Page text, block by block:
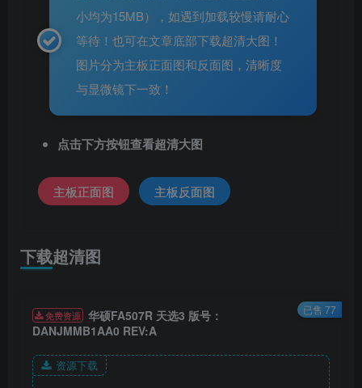
小均为15MB），如遇到加载较慢请耐心
等待！也可在文章底部下载超清大图！
图片分为主板正面图和反面图，清晰度
与显微镜下一致！
点击下方按钮查看超清大图
主板正面图 主板反面图
下载超清图
已售 77
免费资源 华硕FA507R 天选3 版号：
DANJMMB1AA0 REV:A
资源下载